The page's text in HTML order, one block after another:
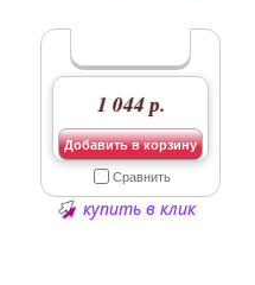
1 044 р.
Добавить в корзину
Сравнить
купить в клик